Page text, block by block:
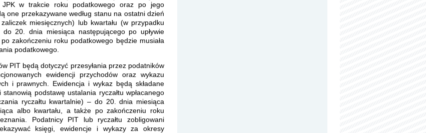
w trakcie roku podatkowego oraz po jego
one przekazywane według stanu na ostatni dzień
miesięcznych) lub kwartału (w przypadku
20. dnia miesiąca następującego po upływie
zakończeniu roku podatkowego będzie musiała
podatkowego.
PIT będą dotyczyć przesyłania przez podatników
ewidencji przychodów oraz wykazu
i prawnych. Ewidencja i wykaz będą składane
podstawę ustalania ryczałtu wpłacanego
ryczałtu kwartalnie) – do 20. dnia miesiąca
albo kwartału, a także po zakończeniu roku
Podatnicy PIT lub ryczałtu zobligowani
księgi, ewidencje i wykazy za okresy